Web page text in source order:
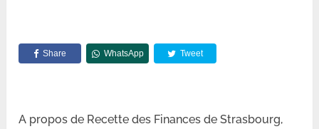
Share WhatsApp Tweet
A propos de Recette des Finances de Strasbourg,